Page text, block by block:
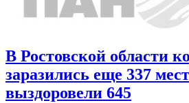
В Ростовской области
заразились еще 337
выздоровели 645